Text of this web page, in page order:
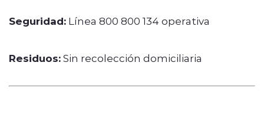
Seguridad: Línea 800 800 134 operativa
Residuos:Sin recolección domiciliaria